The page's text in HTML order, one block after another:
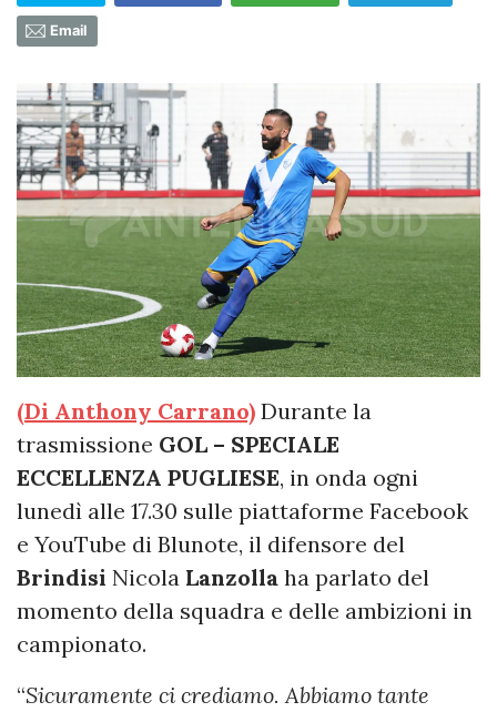
Email
(Di Anthony Carrano) Durante la
trasmissione GOL – SPECIALE
ECCELLENZA PUGLIESE, in onda ogni
lunedì alle 17.30 sulle piattaforme Facebook
e YouTube di Blunote, il difensore del
Brindisi Nicola Lanzolla ha parlato del
momento della squadra e delle ambizioni in
campionato.
“Sicuramente ci crediamo. Abbiamo tante